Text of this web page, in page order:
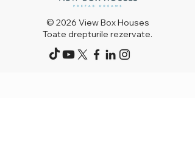
© 2026 View Box Houses
Toate drepturile rezervate.